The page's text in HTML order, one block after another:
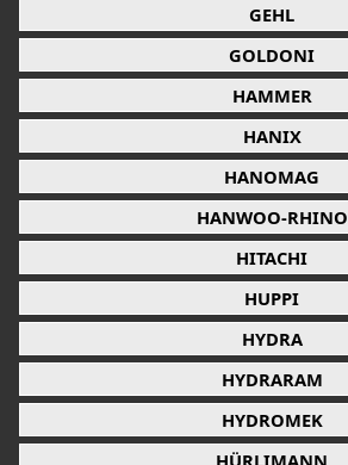
GEHL
GOLDONI
HAMMER
HANIX
HANOMAG
HANWOO-RHINO
HITACHI
HUPPI
HYDRA
HYDRARAM
HYDROMEK